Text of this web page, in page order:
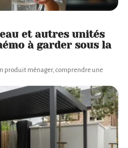
et autres unités
à garder sous la
produit ménager, comprendre une